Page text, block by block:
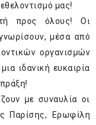
μας!
προς όλους! Οι
μέσα από
οργανισμών
ιδανική ευκαιρία
με συναυλία οι
Παρίσης, Ερωφίλη